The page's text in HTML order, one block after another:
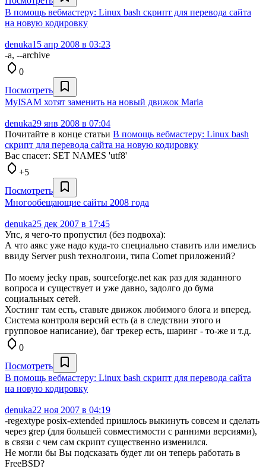
В помощь вебмастеру: Linux bash скрипт для перевода сайта
на новую кодировку
denuka15 апр 2008 в 03:23
-a, --archive
0
Посмотреть
MyISAM хотят заменить на новый движок Maria
denuka29 янв 2008 в 07:04
Почитайте в конце статьи В помощь вебмастеру: Linux bash
скрипт для перевода сайта на новую кодировку
Вас спасет: SET NAMES 'utf8'
+5
Посмотреть
Многообещающие сайты 2008 года
denuka25 дек 2007 в 17:45
Упс, я чего-то пропустил (без подвоха):
А что аякс уже надо куда-то специально ставить или имелись
ввиду Server push технолгоии, типа Comet приложений?
По моему jecky прав, sourceforge.net как раз для заданного
вопроса и существует и уже давно, задолго до бума
социальных сетей.
Хостинг там есть, ставьте движок любимого блога и вперед.
Система контроля версий есть (а в следствии этого и
групповое написание), баг трекер есть, шаринг - то-же и т.д.
0
Посмотреть
В помощь вебмастеру: Linux bash скрипт для перевода сайта
на новую кодировку
denuka22 ноя 2007 в 04:19
-regextype posix-extended пришлось выкинуть совсем и сделать
через grep (для большей совместимости с ранними версиями),
в связи с чем сам скрипт существенно изменился.
Не могли бы Вы подсказать будет ли он теперь работать в
FreeBSD?